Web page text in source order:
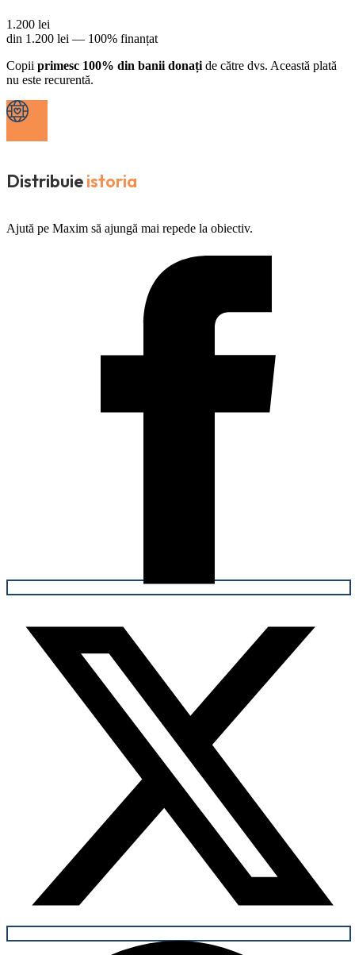
1.200 lei
din 1.200 lei — 100% finanțat
Copii primesc 100% din banii donați de către dvs. Această plată
nu este recurentă.
Distribuieistoria
Ajută pe Maxim să ajungă mai repede la obiectiv.